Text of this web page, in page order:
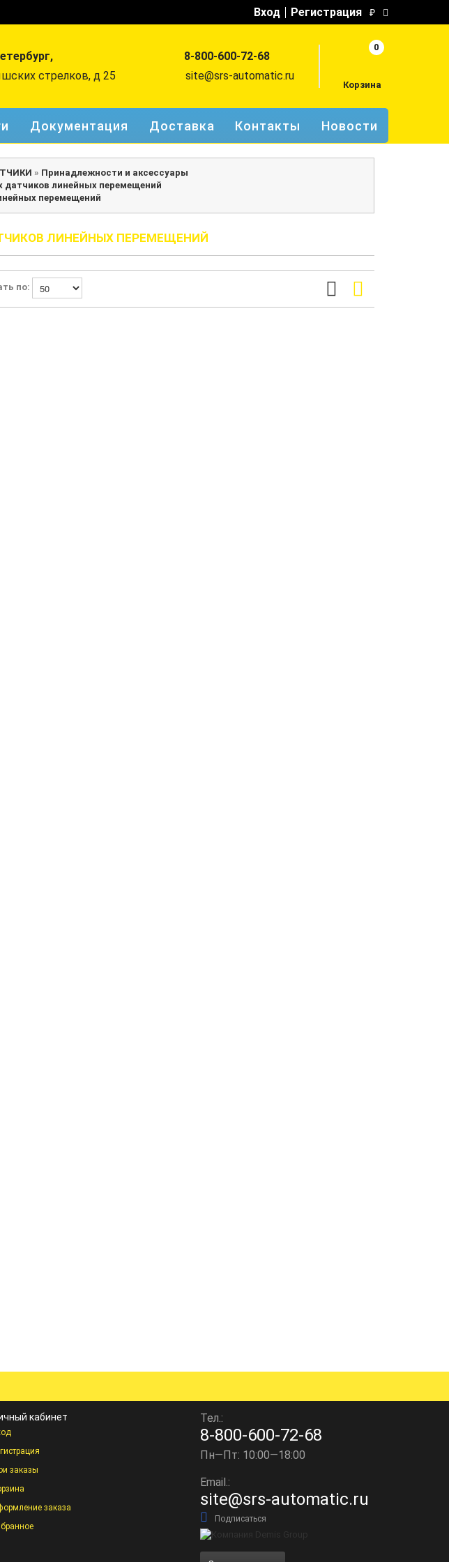
Вход Регистрация ₽
стрелков, д 25
8-800-600-72-68
site@srs-automatic.ru
Корзина
0
Документация Доставка Контакты Новости
» Принадлежности и аксессуары
линейных перемещений
перемещений
ЛИНЕЙНЫХ ПЕРЕМЕЩЕНИЙ
по:
кабинет
заказы
заказа
Тел.:
8-800-600-72-68
Пн—Пт: 10:00—18:00
Email.:
site@srs-automatic.ru
Подписаться